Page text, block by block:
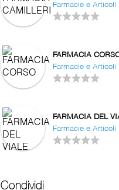
Farmacie e Articoli
FARMACIA
Farmacie e Articoli
FARMACIA DEL
Farmacie e Articoli
Condividi